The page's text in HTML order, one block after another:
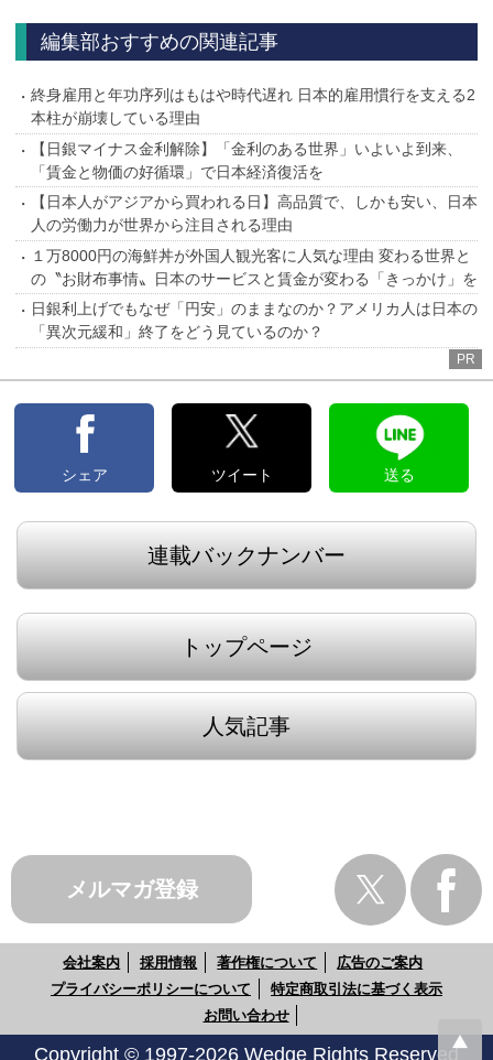
へ
へ
編集部おすすめの関連記事
終身雇用と年功序列はもはや時代遅れ 日本的雇用慣行を支える2
本柱が崩壊している理由
【日銀マイナス金利解除】「金利のある世界」いよいよ到来、
「賃金と物価の好循環」で日本経済復活を
【日本人がアジアから買われる日】高品質で、しかも安い、日本
人の労働力が世界から注目される理由
１万8000円の海鮮丼が外国人観光客に人気な理由 変わる世界と
の〝お財布事情〟日本のサービスと賃金が変わる「きっかけ」を
日銀利上げでもなぜ「円安」のままなのか？アメリカ人は日本の
「異次元緩和」終了をどう見ているのか？
PR
シェア ツイート 送る
連載バックナンバー
トップページ
人気記事
メルマガ登録
会社案内 採用情報 著作権について
広告のご案内
プライバシーポリシーについて
特定商取引法に基づく表示
お問い合わせ
Copyright © 1997-2026 Wedge Rights Reserved